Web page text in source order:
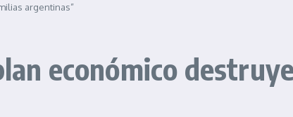
argentinas”
económico